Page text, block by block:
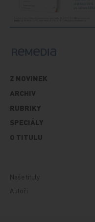
Z NOVINEK
ARCHIV
RUBRIKY
SPECIÁLY
O TITULU
Naše tituly
Autoři